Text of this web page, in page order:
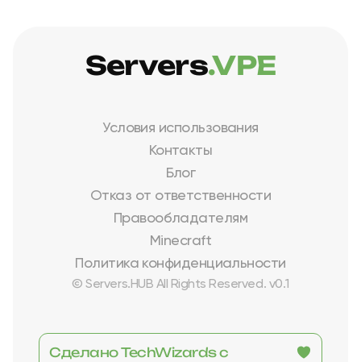
Условия использования
Контакты
Блог
Отказ от ответственности
Правообладателям
Minecraft
Политика конфиденциальности
© Servers.HUB All Rights Reserved. v0.1
Servers.VPE
Сделано TechWizards с